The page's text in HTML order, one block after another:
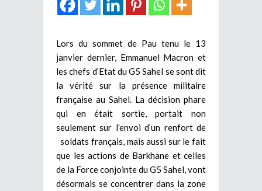
Lors du sommet de Pau tenu le 13
janvier dernier, Emmanuel Macron et
les chefs d’Etat du G5 Sahel se sont dit
la vérité sur la présence militaire
française au Sahel. La décision phare
qui en était sortie, portait non
seulement sur l’envoi d’un renfort de
soldats français, mais aussi sur le fait
que les actions de Barkhane et celles
de la Force conjointe du G5 Sahel, vont
désormais se concentrer dans la zone